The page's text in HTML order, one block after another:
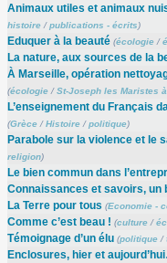
Animaux utiles et animaux
histoire/publications - écrits)
Eduquer à la beauté (écologie/
La nature, aux sources de la
À Marseille, opération
(écologie/St-Joseph les Maristes
L’enseignement du Français
(Grèce/Histoire/politique)
Parabole sur la violence et le
religion)
Le bien commun dans
Connaissances et savoirs, un
La Terre pour tous (Economie -
Comme c’est beau ! (culture/
Témoignage d’un élu (politique/
Enclosures, hier et